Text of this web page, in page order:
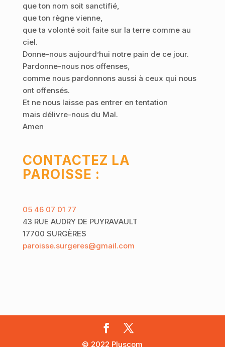
que ton nom soit sanctifié,
que ton règne vienne,
que ta volonté soit faite sur la terre comme au
ciel.
Donne-nous aujourd’hui notre pain de ce jour.
Pardonne-nous nos offenses,
comme nous pardonnons aussi à ceux qui nous
ont offensés.
Et ne nous laisse pas entrer en tentation
mais délivre-nous du Mal.
Amen
CONTACTEZ LA
PAROISSE :
05 46 07 01 77
43 RUE AUDRY DE PUYRAVAULT
17700 SURGÈRES
paroisse.surgeres@gmail.com
© 2022 Pluscom